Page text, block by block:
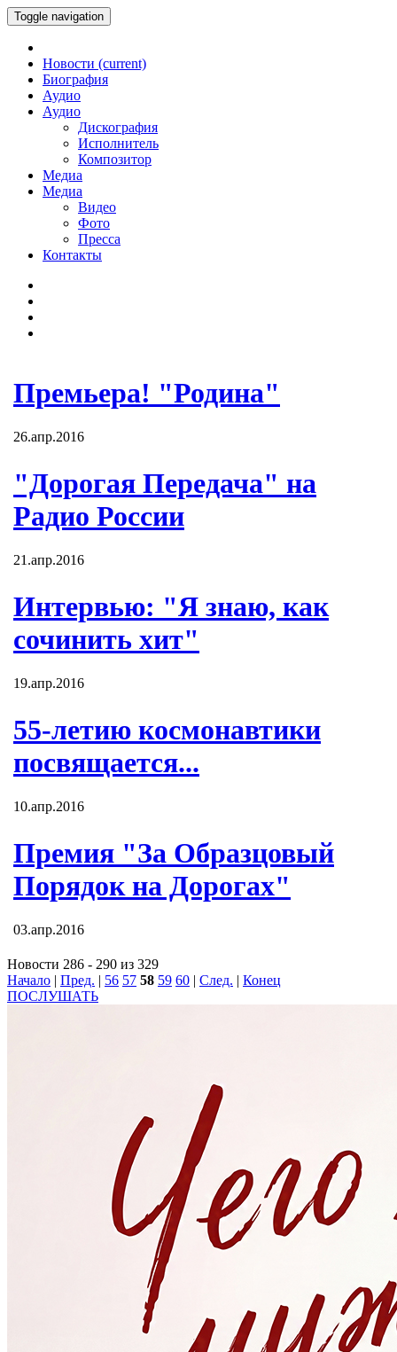
Toggle navigation
Новости (current)
Биография
Аудио
Аудио
Дискография
Исполнитель
Композитор
Медиа
Медиа
Видео
Фото
Пресса
Контакты
Премьера! "Родина"
26.апр.2016
"Дорогая Передача" на
Радио России
21.апр.2016
Интервью: "Я знаю, как
сочинить хит"
19.апр.2016
55-летию космонавтики
посвящается...
10.апр.2016
Премия "За Образцовый
Порядок на Дорогах"
03.апр.2016
Новости 286 - 290 из 329
Начало | Пред. | 56 57 58 59 60 | След. | Конец
ПОСЛУШАТЬ